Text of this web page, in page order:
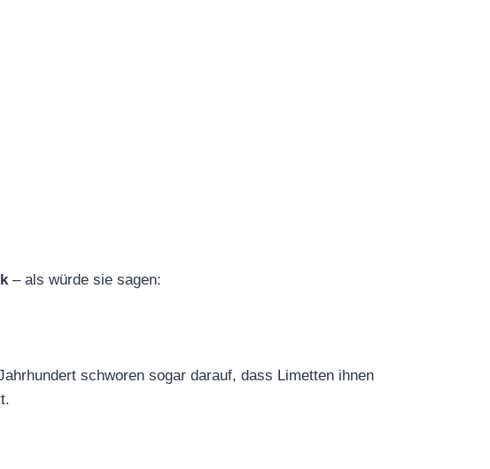
– als würde sie sagen:
schworen sogar darauf, dass Limetten ihnen